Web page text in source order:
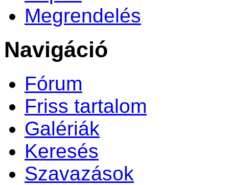
Megrendelés
Navigáció
Fórum
Friss tartalom
Galériák
Keresés
Szavazások